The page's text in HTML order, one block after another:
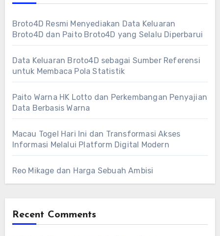
Broto4D Resmi Menyediakan Data Keluaran
Broto4D dan Paito Broto4D yang Selalu Diperbarui
Data Keluaran Broto4D sebagai Sumber Referensi
untuk Membaca Pola Statistik
Paito Warna HK Lotto dan Perkembangan Penyajian
Data Berbasis Warna
Macau Togel Hari Ini dan Transformasi Akses
Informasi Melalui Platform Digital Modern
Reo Mikage dan Harga Sebuah Ambisi
Recent Comments